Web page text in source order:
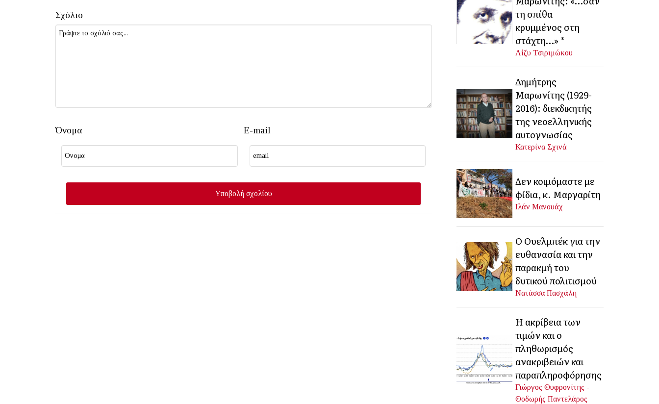
Σχόλιο
Όνομα E-mail
τη σπίθα
κρυμμένος στη
στάχτη…» *
Λίζυ Τσιριμώκου
Δημήτρης
Μαρωνίτης (1929-
2016): διεκδικητής
της νεοελληνικής
αυτογνωσίας
Κατερίνα Σχινά
Δεν κοιμόμαστε με
φίδια, κ. Μαργαρίτη
Ιλάν Μανουάχ
Ο Ουελμπέκ για την
ευθανασία και την
παρακμή του
δυτικού πολιτισμού
Νατάσσα Πασχάλη
Η ακρίβεια των
τιμών και ο
πληθωρισμός
ανακριβειών και
παραπληροφόρησης
Γιώργος Θυφρονίτης -
Θοδωρής Παντελάρος